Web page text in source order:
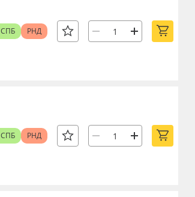
СПБ РНД
СПБ РНД